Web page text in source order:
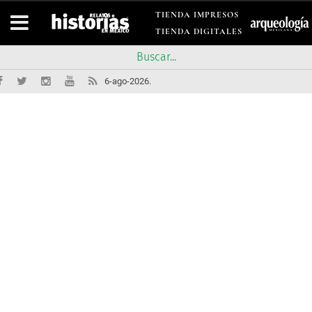
TIENDA IMPRESOS
TIENDA DIGITALES
6-ago-2026.